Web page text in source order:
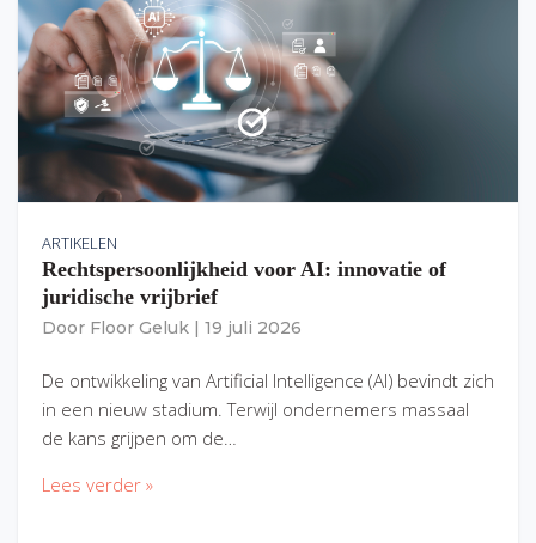
ARTIKELEN
Rechtspersoonlijkheid voor AI: innovatie of
juridische vrijbrief
Door Floor Geluk 19 juli 2026
De ontwikkeling van Artificial Intelligence (AI) bevindt zich
in een nieuw stadium. Terwijl ondernemers massaal
de kans grijpen om de…
Lees verder »